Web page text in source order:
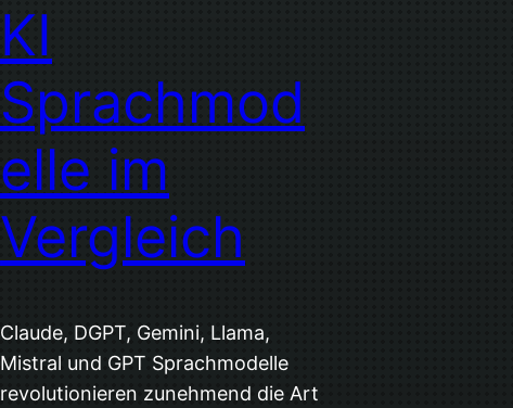
KI
Sprachmod
elle im
Vergleich
Claude, DGPT, Gemini, Llama,
Mistral und GPT Sprachmodelle
revolutionieren zunehmend die Art